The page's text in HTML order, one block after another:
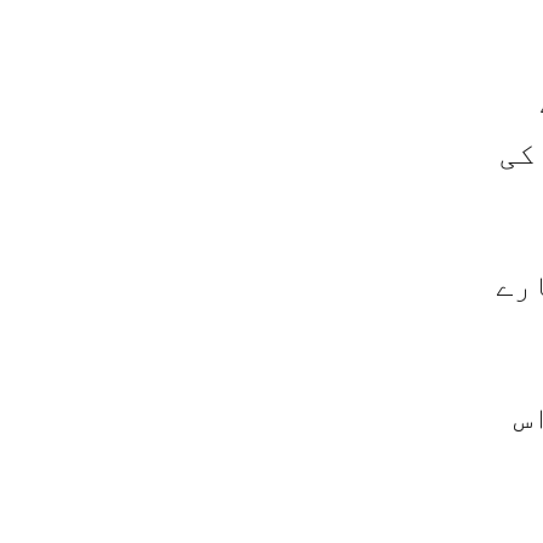
کی